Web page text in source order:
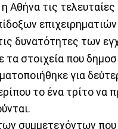
η Αθήνα τις
δυνατότητες των
τα στοιχεία που
για
το ένα τρίτο να
συμμετεχόντων που